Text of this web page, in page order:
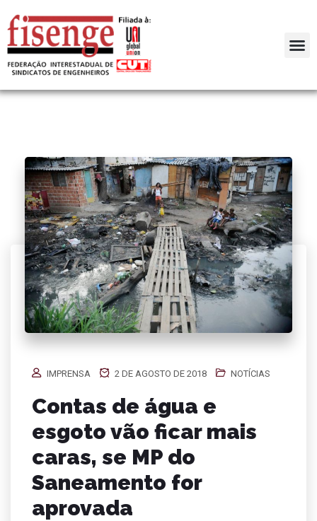
IMPRENSA 2 DE AGOSTO DE 2018 NOTÍCIAS
Contas de água e
esgoto vão ficar mais
caras, se MP do
Saneamento for
aprovada